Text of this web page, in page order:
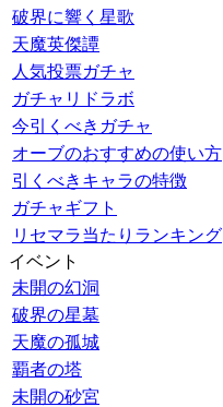
破界に響く星歌
天魔英傑譚
人気投票ガチャ
ガチャリドラボ
今引くべきガチャ
オーブのおすすめの使い方
引くべきキャラの特徴
ガチャギフト
リセマラ当たりランキング
イベント
未開の幻洞
破界の星墓
天魔の孤城
覇者の塔
未開の砂宮